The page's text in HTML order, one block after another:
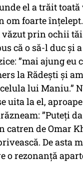
el a trăit
om foarte
văzut prin ochii
că o să-l duc și
”mai ajung eu
la Rădești și
lui Maniu.”
uita la el,
”Puteți
catren de Omar
. De asta
o rezonanță